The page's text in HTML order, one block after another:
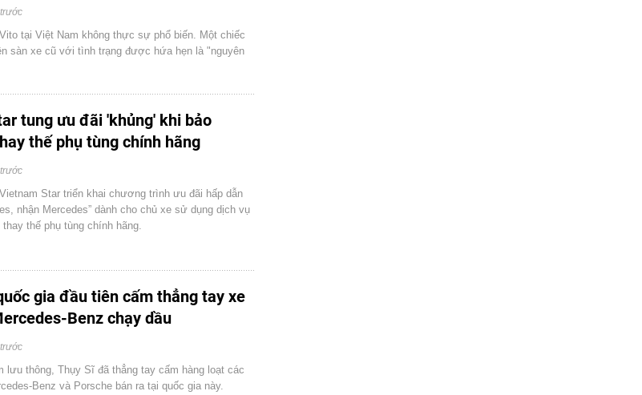
tại Việt Nam không thực sự phổ biến. Một chiếc
sàn xe cũ với tình trạng được hứa hẹn là "nguyên
tung ưu đãi 'khủng' khi bảo
thế phụ tùng chính hãng
Star triển khai chương trình ưu đãi hấp dẫn
nhận Mercedes” dành cho chủ xe sử dụng dịch vụ
thế phụ tùng chính hãng.
gia đầu tiên cấm thẳng tay xe
Benz chạy dầu
lưu thông, Thụy Sĩ đã thẳng tay cấm hàng loạt các
Benz và Porsche bán ra tại quốc gia này.